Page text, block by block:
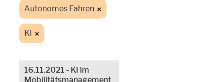
Autonomes Fahren
KI
16.11.2021 - KI im
Mobilitätsmanagement